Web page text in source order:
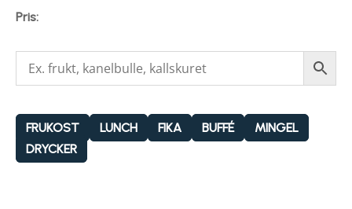
Pris:
FRUKOST LUNCH FIKA BUFFÉ
MINGEL
DRYCKER